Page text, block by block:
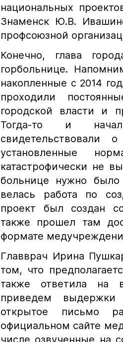
национальных
Знаменск Ю.В.
профсоюзной
Конечно, глава
горбольнице.
накопленные с 2014
проходили
городской власти и
Тогда-то и
установленные
катастрофически не
больнице нужно
велась работа по
проект был создан
также прошел там
формате
Главврач Ирина
том, что
также ответила на
приведем
открытое письмо
официальном сайте
числе озвученные на